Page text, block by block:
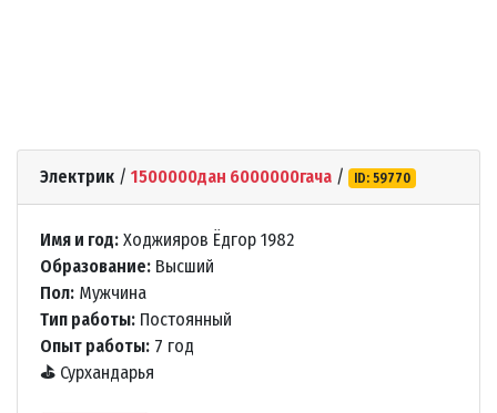
Электрик / 1500000дан 6000000гача / ID: 59770
Имя и год: Ходжияров Ёдгор 1982
Образование: Высший
Пол: Мужчина
Тип работы: Постоянный
Опыт работы: 7 год
⛳ Сурхандарья